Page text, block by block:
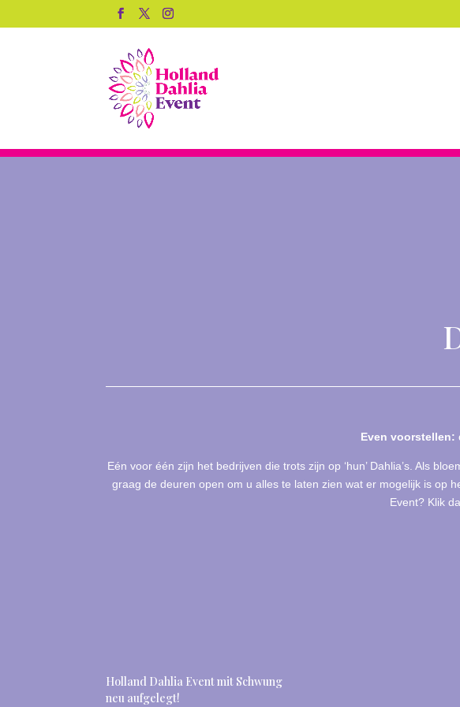
Even voorstellen:
Eén voor één zijn het bedrijven die trots zijn op ‘hun’ Dahlia’s. Als
graag de deuren open om u alles te laten zien wat er mogelijk is op
Event? Klik
Holland Dahlia Event mit Schwung
neu aufgelegt!